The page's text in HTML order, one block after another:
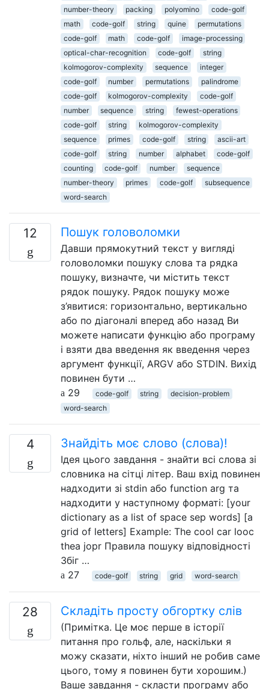
number-theory
packing polyomino
code-golf
math
code-golf string quine
permutations
code-golf
math code-golf
image-processing
optical-char-recognition
code-golf
string
kolmogorov-complexity
sequence
integer
code-golf
number permutations
palindrome
code-golf
kolmogorov-complexity
code-golf
number
sequence string
fewest-operations
code-golf
string
kolmogorov-complexity
sequence
primes code-golf string
ascii-art
code-golf
string number alphabet
code-golf
counting
code-golf number
sequence
number-theory
primes code-golf
subsequence
word-search
12 Пошук головоломки
Давши прямокутний текст у вигляді
головоломки пошуку слова та рядка
пошуку, визначте, чи містить текст
рядок пошуку. Рядок пошуку може
з’явитися: горизонтально, вертикально
або по діагоналі вперед або назад Ви
можете написати функцію або програму
і взяти два введення як введення через
аргумент функції, ARGV або STDIN. Вихід
повинен бути …
29
code-golf string
decision-problem
word-search
4 Знайдіть моє слово (слова)!
Ідея цього завдання - знайти всі слова зі
словника на сітці літер. Ваш вхід повинен
надходити зі stdin або function arg та
надходити у наступному форматі: [your
dictionary as a list of space sep words] [a
grid of letters] Example: The cool car looc
thea jopr Правила пошуку відповідності
Збіг …
27
code-golf string grid word-search
28 Складіть просту обгортку слів
(Примітка. Це моє перше в історії
питання про гольф, але, наскільки я
можу сказати, ніхто інший не робив саме
цього, тому я повинен бути хорошим.)
Ваше завдання - скласти програму або